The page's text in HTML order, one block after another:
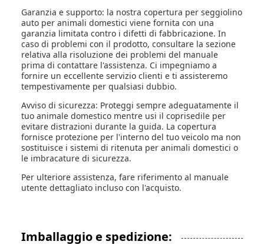
Garanzia e supporto: la nostra copertura per seggiolino
auto per animali domestici viene fornita con una
garanzia limitata contro i difetti di fabbricazione. In
caso di problemi con il prodotto, consultare la sezione
relativa alla risoluzione dei problemi del manuale
prima di contattare l'assistenza. Ci impegniamo a
fornire un eccellente servizio clienti e ti assisteremo
tempestivamente per qualsiasi dubbio.
Avviso di sicurezza: Proteggi sempre adeguatamente il
tuo animale domestico mentre usi il coprisedile per
evitare distrazioni durante la guida. La copertura
fornisce protezione per l'interno del tuo veicolo ma non
sostituisce i sistemi di ritenuta per animali domestici o
le imbracature di sicurezza.
Per ulteriore assistenza, fare riferimento al manuale
utente dettagliato incluso con l'acquisto.
Imballaggio e spedizione: